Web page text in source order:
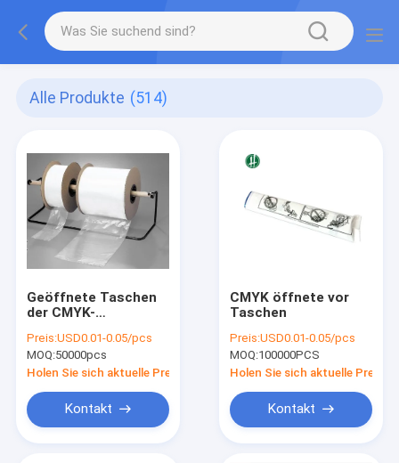
Alle Produkte (514)
Geöffnete Taschen
der CMYK-
vor durchlöchert auf
einer Rolle
Preis:USD0.01-0.05/pcs
MOQ:50000pcs
Holen Sie sich aktuelle Preis
Kontakt
CMYK öffnete vor
Taschen
Preis:USD0.01-0.05/pcs
MOQ:100000PCS
Holen Sie sich aktuelle Preis
Kontakt